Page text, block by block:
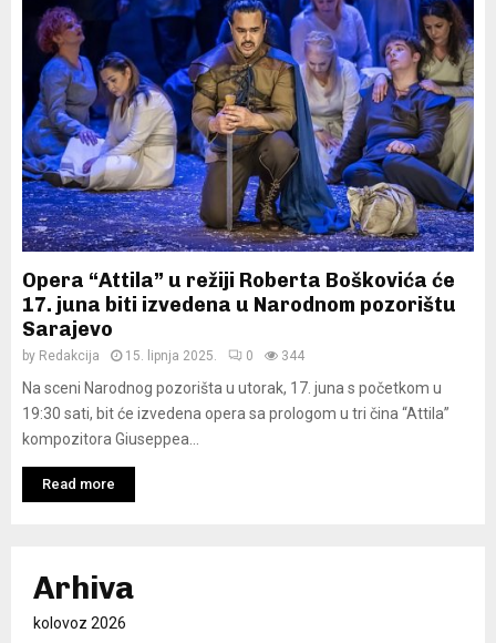
Opera “Attila” u režiji Roberta Boškovića će
17. juna biti izvedena u Narodnom pozorištu
Sarajevo
by Redakcija 15. lipnja 2025. 0 344
Na sceni Narodnog pozorišta u utorak, 17. juna s početkom u
19:30 sati, bit će izvedena opera sa prologom u tri čina “Attila”
kompozitora Giuseppea...
Read more
Arhiva
kolovoz 2026